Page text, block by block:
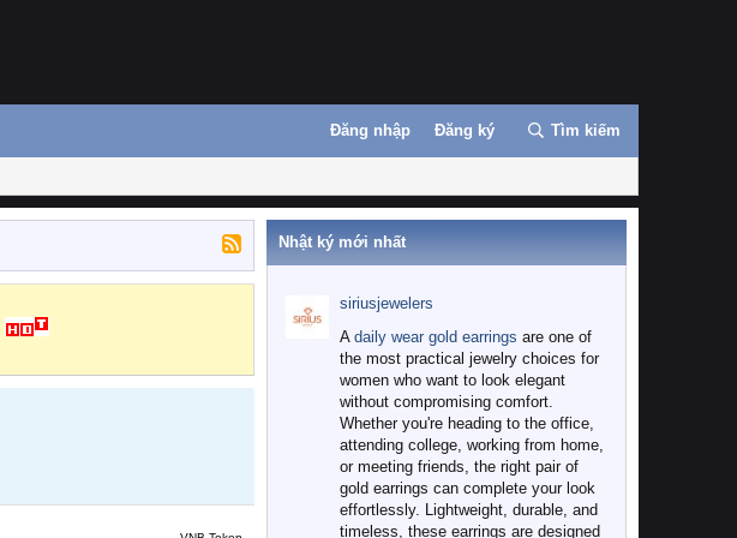
Đăng nhập Đăng ký Tìm kiếm
Nhật ký mới nhất
siriusjewelers
A daily wear gold earrings are one of
the most practical jewelry choices for
women who want to look elegant
without compromising comfort.
Whether you're heading to the office,
attending college, working from home,
or meeting friends, the right pair of
gold earrings can complete your look
effortlessly. Lightweight, durable, and
timeless, these earrings are designed